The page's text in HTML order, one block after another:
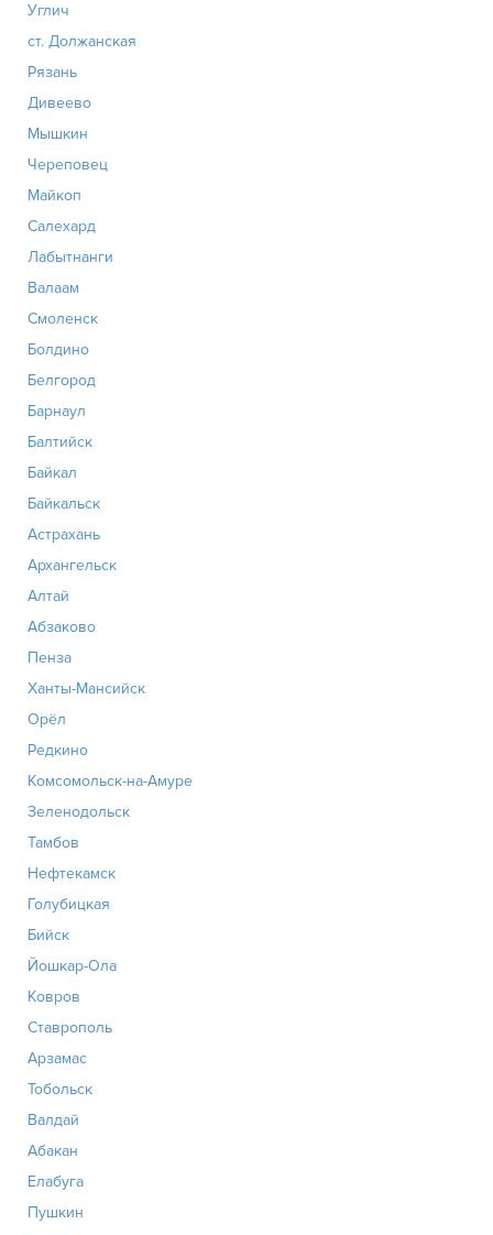
Углич
ст. Должанская
Рязань
Дивеево
Мышкин
Череповец
Майкоп
Салехард
Лабытнанги
Валаам
Смоленск
Болдино
Белгород
Барнаул
Балтийск
Байкал
Байкальск
Астрахань
Архангельск
Алтай
Абзаково
Пенза
Ханты-Мансийск
Орёл
Редкино
Комсомольск-на-Амуре
Зеленодольск
Тамбов
Нефтекамск
Голубицкая
Бийск
Йошкар-Ола
Ковров
Ставрополь
Арзамас
Тобольск
Валдай
Абакан
Елабуга
Пушкин